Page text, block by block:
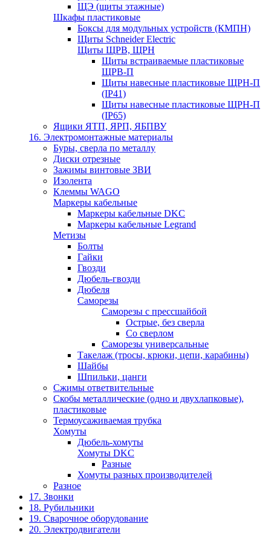
ЩЭ (щиты этажные)
Шкафы пластиковые
Боксы для модульных устройств (КМПН)
Щиты Schneider Electric
Щиты ЩРВ, ЩРН
Щиты встраиваемые пластиковые
ЩРВ-П
Щиты навесные пластиковые ЩРН-П
(IP41)
Щиты навесные пластиковые ЩРН-П
(IP65)
Ящики ЯТП, ЯРП, ЯБПВУ
16. Электромонтажные материалы
Буры, сверла по металлу
Диски отрезные
Зажимы винтовые ЗВИ
Изолента
Клеммы WAGO
Маркеры кабельные
Маркеры кабельные DKC
Маркеры кабельные Legrand
Метизы
Болты
Гайки
Гвозди
Дюбель-гвозди
Дюбеля
Саморезы
Саморезы с прессшайбой
Острые, без сверла
Со сверлом
Саморезы универсальные
Такелаж (тросы, крюки, цепи, карабины)
Шайбы
Шпильки, цанги
Сжимы ответвительные
Скобы металлические (одно и двухлапковые),
пластиковые
Термоусаживаемая трубка
Хомуты
Дюбель-хомуты
Хомуты DKC
Разные
Хомуты разных производителей
Разное
17. Звонки
18. Рубильники
19. Сварочное оборудование
20. Электродвигатели